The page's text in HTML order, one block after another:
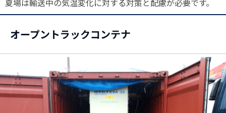
オープントラックコンテナ